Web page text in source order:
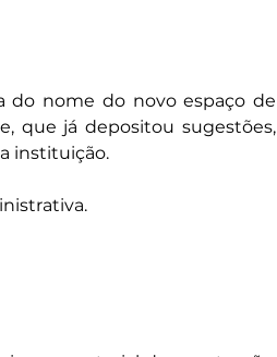
do nome do novo espaço de
que já depositou sugestões,
instituição.